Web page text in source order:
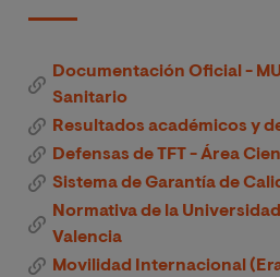
Documentación Oficial -
Sanitario
Resultados académicos y
Defensas de TFT - Área
Sistema de Garantía de
Normativa de la
Valencia
Movilidad Internacional